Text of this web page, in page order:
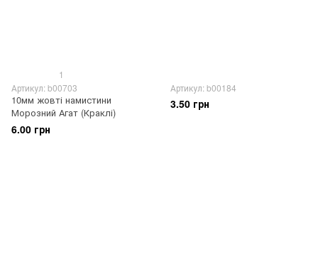
1
Артикул: b00703
10мм жовті намистини
Морозний Агат (Краклі)
6.00 грн
Артикул: b00184
3.50 грн